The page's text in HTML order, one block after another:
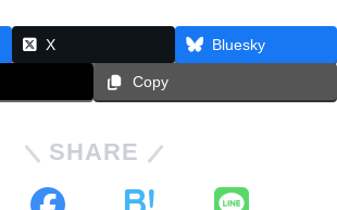
X Bluesky
Copy
SHARE